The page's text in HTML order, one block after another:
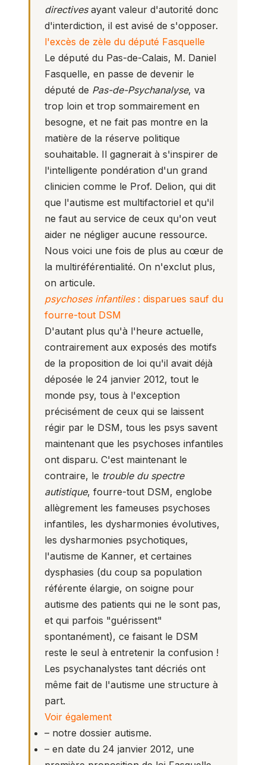
directives ayant valeur d'autorité donc
d'interdiction, il est avisé de s'opposer.
l'excès de zèle du député Fasquelle
Le député du Pas-de-Calais, M. Daniel
Fasquelle, en passe de devenir le
député de Pas-de-Psychanalyse, va
trop loin et trop sommairement en
besogne, et ne fait pas montre en la
matière de la réserve politique
souhaitable. Il gagnerait à s'inspirer de
l'intelligente pondération d'un grand
clinicien comme le Prof. Delion, qui dit
que l'autisme est multifactoriel et qu'il
ne faut au service de ceux qu'on veut
aider ne négliger aucune ressource.
Nous voici une fois de plus au cœur de
la multiréférentialité. On n'exclut plus,
on articule.
psychoses infantiles: disparues sauf du
fourre-tout DSM
D'autant plus qu'à l'heure actuelle,
contrairement aux exposés des motifs
de la proposition de loi qu'il avait déjà
déposée le 24 janvier 2012, tout le
monde psy, tous à l'exception
précisément de ceux qui se laissent
régir par le DSM, tous les psys savent
maintenant que les psychoses infantiles
ont disparu. C'est maintenant le
contraire, le trouble du spectre
autistique, fourre-tout DSM, englobe
allègrement les fameuses psychoses
infantiles, les dysharmonies évolutives,
les dysharmonies psychotiques,
l'autisme de Kanner, et certaines
dysphasies (du coup sa population
référente élargie, on soigne pour
autisme des patients qui ne le sont pas,
et qui parfois "guérissent"
spontanément), ce faisant le DSM
reste le seul à entretenir la confusion !
Les psychanalystes tant décriés ont
même fait de l'autisme une structure à
part.
Voir également
– notre dossier autisme.
– en date du 24 janvier 2012, une